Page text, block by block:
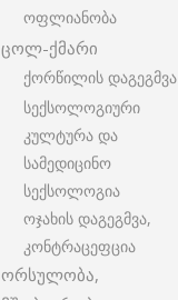
ოფლიანობა
ცოლ-ქმარი
ქორწილის დაგეგმვა
სექსოლოგიური
კულტურა და
სამედიცინო
სექსოლოგია
ოჯახის დაგეგმვა,
კონტრაცეფცია
ორსულობა,